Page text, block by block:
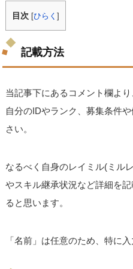
目次 [ひらく]
記載方法
当記事下にあるコメント欄より
自分のIDやランク、募集条件
さい。
なるべく自身のレイミル(ミル
やスキル継承状況など詳細を
ると思います。
「名前」は任意のため、特に